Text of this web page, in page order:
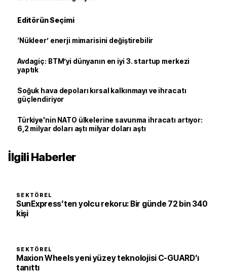
Editörün Seçimi
‘Nükleer’ enerji mimarisini değiştirebilir
Avdagiç: BTM’yi dünyanın en iyi 3. startup merkezi
yaptık
Soğuk hava depoları kırsal kalkınmayı ve ihracatı
güçlendiriyor
Türkiye'nin NATO ülkelerine savunma ihracatı artıyor:
6,2 milyar doları aştı milyar doları aştı
İlgili Haberler
SEKTÖREL
SunExpress’ten yolcu rekoru: Bir günde 72 bin 340
kişi
SEKTÖREL
Maxion Wheels yeni yüzey teknolojisi C-GUARD’ı
tanıttı